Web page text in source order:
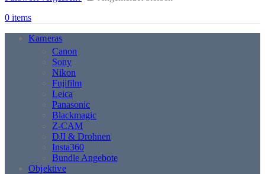
0 items
Kameras
Canon
Sony
Nikon
Fujifilm
Leica
Panasonic
Blackmagic
Z-CAM
DJI & Drohnen
Insta360
Bundle Angebote
Objektive